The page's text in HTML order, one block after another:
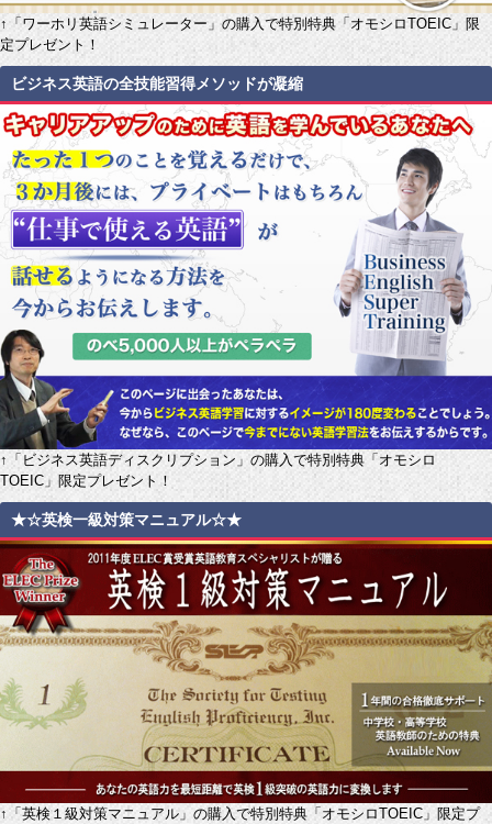
↑「ワーホリ英語シミュレーター」の購入で特別特典「オモシロTOEIC」限
定プレゼント！
ビジネス英語の全技能習得メソッドが凝縮
↑「ビジネス英語ディスクリプション」の購入で特別特典「オモシロ
TOEIC」限定プレゼント！
★☆英検一級対策マニュアル☆★
↑「英検１級対策マニュアル」の購入で特別特典「オモシロTOEIC」限定プ